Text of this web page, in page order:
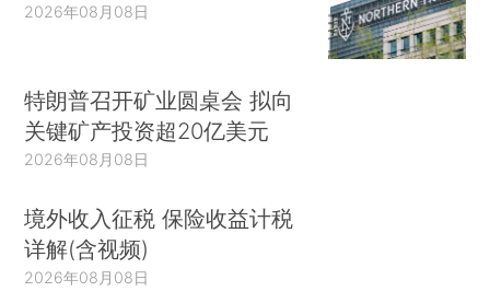
2026年08月08日
特朗普召开矿业圆桌会 拟向
关键矿产投资超20亿美元
2026年08月08日
境外收入征税 保险收益计税
详解(含视频)
2026年08月08日